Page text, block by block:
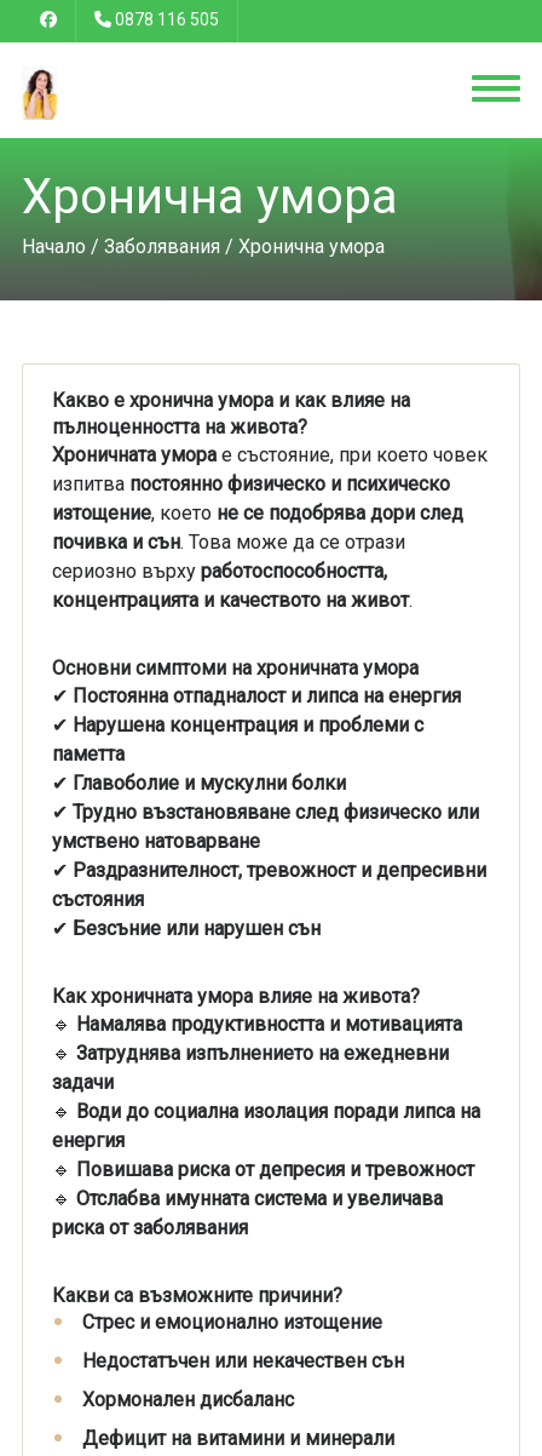
0878 116 505
Хронична умора
Начало / Заболявания/ Хронична умора
Какво е хронична умора и как влияе на
пълноценността на живота?
Хроничната уморае състояние, при което човек
изпитва постоянно физическо и психическо
изтощение, което не се подобрява дори след
почивка и сън. Това може да се отрази
сериозно върху работоспособността,
концентрацията и качеството на живот.
Основни симптоми на хроничната умора
✔ Постоянна отпадналост и липса на енергия
✔ Нарушена концентрация и проблеми с
паметта
✔ Главоболие и мускулни болки
✔ Трудно възстановяване след физическо или
умствено натоварване
✔ Раздразнителност, тревожност и депресивни
състояния
✔ Безсъние или нарушен сън
Как хроничната умора влияе на живота?
🔹 Намалява продуктивността и мотивацията
🔹 Затруднява изпълнението на ежедневни
задачи
🔹 Води до социална изолация поради липса на
енергия
🔹 Повишава риска от депресия и тревожност
🔹 Отслабва имунната система и увеличава
риска от заболявания
Какви са възможните причини?
Стрес и емоционално изтощение
Недостатъчен или некачествен сън
Хормонален дисбаланс
Дефицит на витамини и минерали